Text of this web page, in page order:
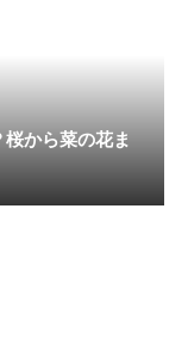
から菜の花ま